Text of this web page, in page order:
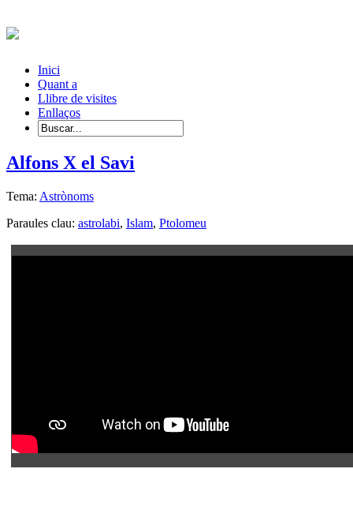
Inici
Quant a
Llibre de visites
Enllaços
Alfons X el Savi
Tema: Astrònoms
Paraules clau: astrolabi, Islam, Ptolomeu